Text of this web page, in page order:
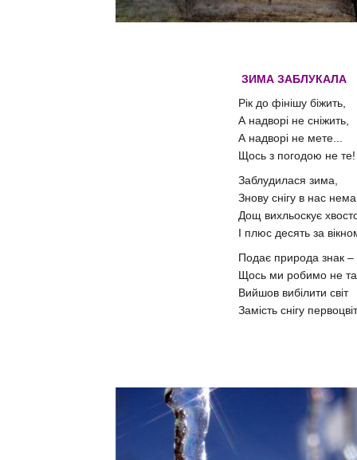
ЗИМА ЗАБЛУКАЛА
Рік до фінішу біжить,
А надворі не сніжить,
А надворі не мете...
Щось з погодою не те!
Заблудилася зима,
Знову снігу в нас
Дощ вихльоскує
І плюс десять за
Подає природа знак –
Щось ми робимо не
Вийшов вибілити світ
Замість снігу